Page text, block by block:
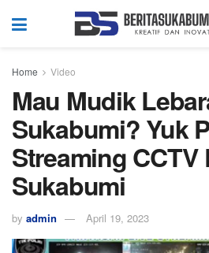
Home Video
Mau Mudik
Sukabumi? Yuk
Streaming CCTV
Sukabumi
by admin April 19, 2023